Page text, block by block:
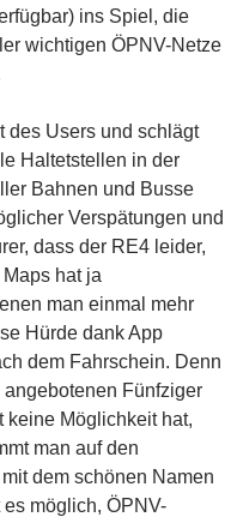
ins Spiel, die
wichtigen ÖPNV-Netze
des Users und schlägt
Haltetstellen in der
Bahnen und Busse
Verspätungen und
dass der RE4 leider,
hat ja
man einmal mehr
Hürde dank App
dem Fahrschein. Denn
Fünfziger
keine Möglichkeit hat,
man auf den
dem schönen Namen
es möglich, ÖPNV-